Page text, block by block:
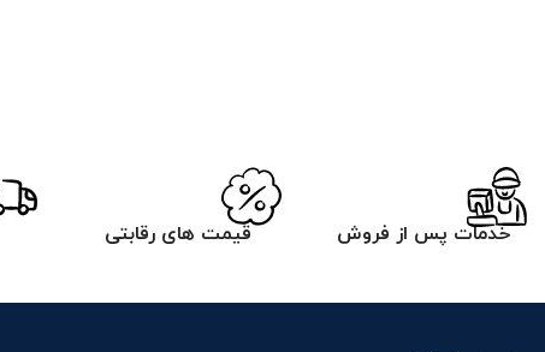
خدمات پس از فروش قیمت های رقابتی